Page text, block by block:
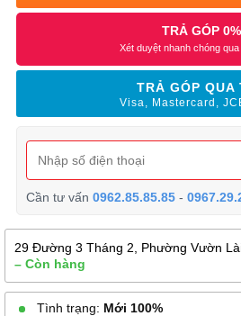
TRẢ GÓP 0%
Xét duyệt nhanh chóng qua
TRẢ GÓP QUA
Visa, Mastercard,
Cần tư vấn0962.85.85.85 -
29 Đường 3 Tháng 2, Phường Vườn
– Còn hàng
Tình trạng: Mới 100%